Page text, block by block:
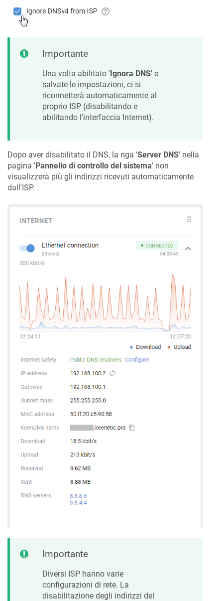
Importante
Una volta abilitato ' Ignora DNS' e
salvate le impostazioni, ci si
riconnetterà automaticamente al
proprio ISP (disabilitando e
abilitando l'interfaccia Internet).
Dopo aver disabilitato il DNS, la riga 'Server DNS' nella
pagina 'Pannello di controllo del sistema' non
visualizzerà più gli indirizzi ricevuti automaticamente
dall'ISP.
Importante
Diversi ISP hanno varie
configurazioni di rete. La
disabilitazione degli indirizzi del